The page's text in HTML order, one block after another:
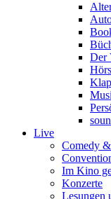
Der
Live
Comedy
Im Kino
Konzerte
Lesungen